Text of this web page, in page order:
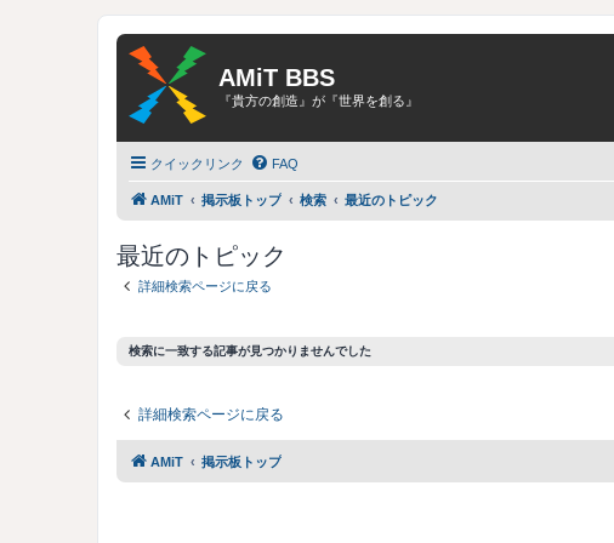
AMiT BBS
『貴方の創造』が『世界を創る』
クイックリンク FAQ
AMiT 掲示板トップ 検索 最近のトピック
最近のトピック
詳細検索ページに戻る
検索に一致する記事が見つかりませんでした
詳細検索ページに戻る
AMiT 掲示板トップ